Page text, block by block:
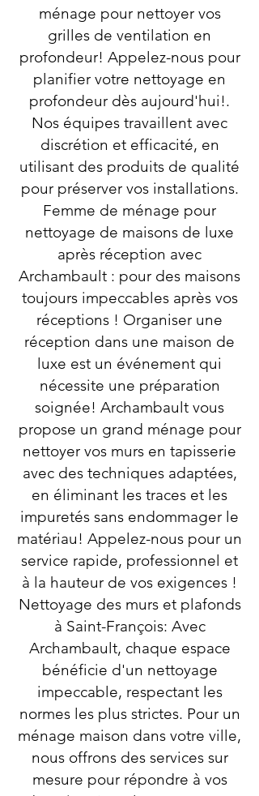
ménage pour nettoyer vos
grilles de ventilation en
profondeur! Appelez-nous pour
planifier votre nettoyage en
profondeur dès aujourd'hui!.
Nos équipes travaillent avec
discrétion et efficacité, en
utilisant des produits de qualité
pour préserver vos installations.
Femme de ménage pour
nettoyage de maisons de luxe
après réception avec
Archambault : pour des maisons
toujours impeccables après vos
réceptions ! Organiser une
réception dans une maison de
luxe est un événement qui
nécessite une préparation
soignée! Archambault vous
propose un grand ménage pour
nettoyer vos murs en tapisserie
avec des techniques adaptées,
en éliminant les traces et les
impuretés sans endommager le
matériau! Appelez-nous pour un
service rapide, professionnel et
à la hauteur de vos exigences !
Nettoyage des murs et plafonds
à Saint-François: Avec
Archambault, chaque espace
bénéficie d'un nettoyage
impeccable, respectant les
normes les plus strictes. Pour un
ménage maison dans votre ville,
nous offrons des services sur
mesure pour répondre à vos